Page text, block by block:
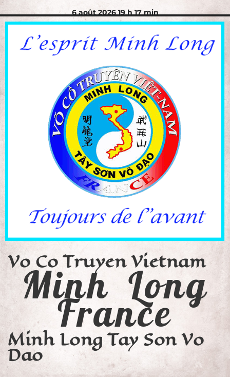
6 août 2026 19 h 17 min
Vo Co Truyen Vietnam
Minh Long
France
Minh Long Tay Son Vo
Dao